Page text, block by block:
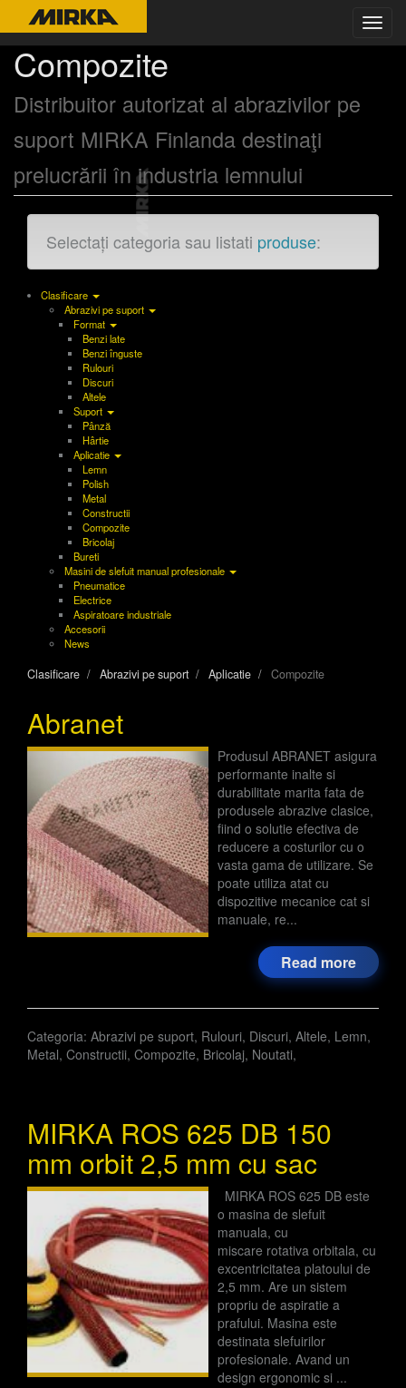
Compozite
Distribuitor autorizat al abrazivilor pe
suport MIRKA Finlanda destinaţi
prelucrării în industria lemnului
Selectați categoria sau listati produse:
Clasificare
Abrazivi pe suport
Format
Benzi late
Benzi înguste
Rulouri
Discuri
Altele
Suport
Pânză
Hârtie
Aplicatie
Lemn
Polish
Metal
Constructii
Compozite
Bricolaj
Bureti
Masini de slefuit manual profesionale
Pneumatice
Electrice
Aspiratoare industriale
Accesorii
News
Clasificare Abrazivi pe suport Aplicatie Compozite
Abranet
Produsul ABRANET asigura
performante inalte si
durabilitate marita fata de
produsele abrazive clasice,
fiind o solutie efectiva de
reducere a costurilor cu o
vasta gama de utilizare. Se
poate utiliza atat cu
dispozitive mecanice cat si
manuale, re...
Read more
Categoria: Abrazivi pe suport, Rulouri, Discuri, Altele, Lemn,
Metal, Constructii, Compozite, Bricolaj, Noutati,
MIRKA ROS 625 DB 150
mm orbit 2,5 mm cu sac
MIRKA ROS 625 DB este
o masina de slefuit
manuala, cu
miscare rotativa orbitala, cu
excentricitatea platoului de
2,5 mm. Are un sistem
propriu de aspiratie a
prafului. Masina este
destinata slefuirilor
profesionale. Avand un
design ergonomic si ...